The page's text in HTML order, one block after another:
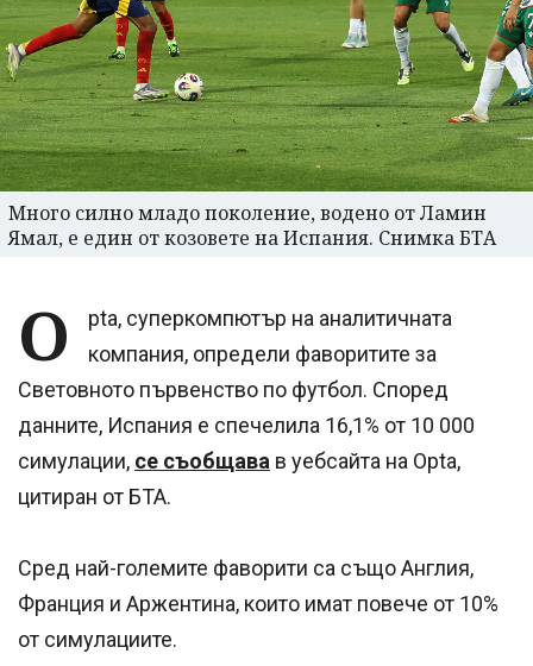
Много силно младо поколение, водено от Ламин
Ямал, е един от козовете на Испания. Снимка БТА
O
pta, суперкомпютър на аналитичната
компания, определи фаворитите за
Световното първенство по футбол. Според
данните, Испания е спечелила 16,1% от 10 000
симулации, се съобщава в уебсайта на Opta,
цитиран от БТА.
Сред най-големите фаворити са също Англия,
Франция и Аржентина, които имат повече от 10%
от симулациите.